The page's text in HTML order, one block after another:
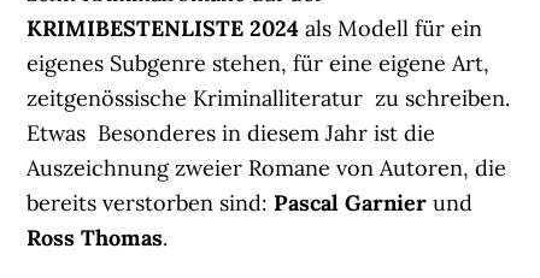
KRIMIBESTENLISTE 2024 als Modell für ein
eigenes Subgenre stehen, für eine eigene Art,
zeitgenössische Kriminalliteratur zu schreiben.
Etwas Besonderes in diesem Jahr ist die
Auszeichnung zweier Romane von Autoren, die
bereits verstorben sind:Pascal Garnier und
Ross Thomas.